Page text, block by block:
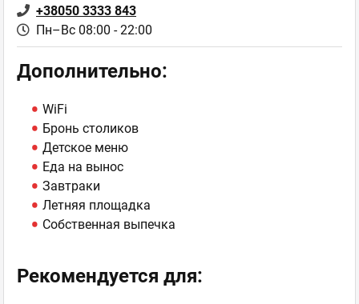
+38050 3333 843
Пн–Вс 08:00 - 22:00
Дополнительно:
WiFi
Бронь столиков
Детское меню
Еда на вынос
Завтраки
Летняя площадка
Собственная выпечка
Рекомендуется для: